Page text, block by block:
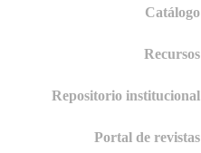
Catálogo
Recursos
Repositorio institucional
Portal de revistas